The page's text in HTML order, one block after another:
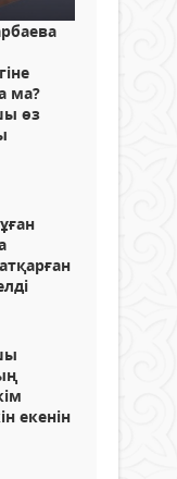
ма?
өз
екенін